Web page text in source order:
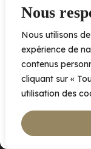
Nous
Nous utilisons
expérience de
contenus
cliquant sur «
utilisation des
et fonctions.